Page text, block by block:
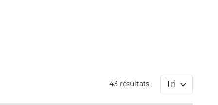
43 résultats Tri